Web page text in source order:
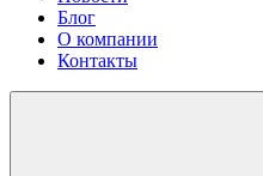
Блог
О компании
Контакты